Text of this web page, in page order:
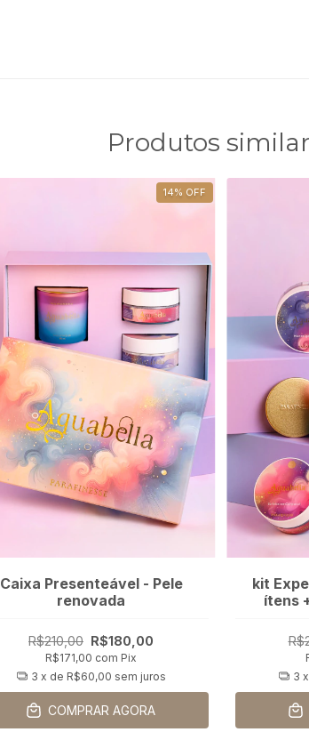
Produtos
14% OFF
Caixa Presenteável - Pele
renovada
R$210,00 R$180,00
R$171,00 com Pix
3 x de R$60,00 sem juros
COMPRAR AGORA
kit
ítens
3